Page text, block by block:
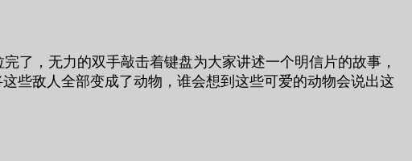
了，无力的双手敲击着键盘为大家讲述一个明信片的故事，
些敌人全部变成了动物，谁会想到这些可爱的动物会说出这